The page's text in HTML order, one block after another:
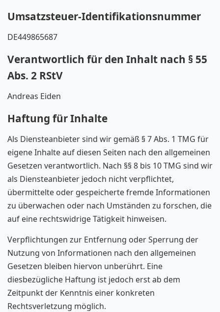
Umsatzsteuer-Identifikationsnummer
DE449865687
Verantwortlich für den Inhalt nach § 55
Abs. 2 RStV
Andreas Eiden
Haftung für Inhalte
Als Diensteanbieter sind wir gemäß § 7 Abs. 1 TMG für
eigene Inhalte auf diesen Seiten nach den allgemeinen
Gesetzen verantwortlich. Nach §§ 8 bis 10 TMG sind wir
als Diensteanbieter jedoch nicht verpflichtet,
übermittelte oder gespeicherte fremde Informationen
zu überwachen oder nach Umständen zu forschen, die
auf eine rechtswidrige Tätigkeit hinweisen.
Verpflichtungen zur Entfernung oder Sperrung der
Nutzung von Informationen nach den allgemeinen
Gesetzen bleiben hiervon unberührt. Eine
diesbezügliche Haftung ist jedoch erst ab dem
Zeitpunkt der Kenntnis einer konkreten
Rechtsverletzung möglich.